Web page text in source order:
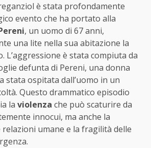
è stata profondamente
evento che ha portato alla
, un uomo di 67 anni,
una lite nella sua abitazione la
L’aggressione è stata compiuta da
defunta di Pereni, una donna
stata ospitata dall’uomo in un
Questo drammatico episodio
la violenza che può scaturire da
innocui, ma anche la
relazioni umane e la fragilità delle